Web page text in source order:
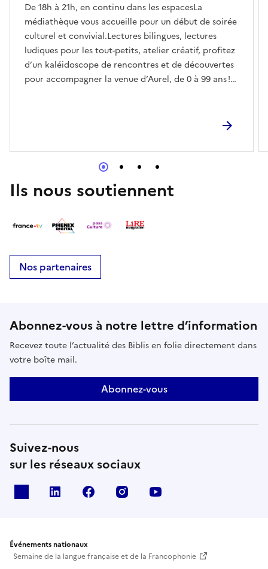
De 18h à 21h, en continu dans les espacesLa
médiathèque vous accueille pour un début de soirée
culturel et convivial.Lectures bilingues, lectures
ludiques pour les tout-petits, atelier créatif, profitez
d’un kaléidoscope de rencontres et de découvertes
pour accompagner la venue d’Aurel, de 0 à 99 ans !
Méditerranée 18h - 21h : Histoires de Loukoums et
infinis Entrée libreTout publicLille-Centre (Jean
Lévy)#NuitsdesBibliothèques #BiblisenFolie
Ils nous soutiennent
Nos partenaires
Abonnez-vous à notre lettre d’information
Recevez toute l’actualité des Biblis en folie directement dans
votre boîte mail.
Abonnez-vous
Suivez-nous
sur les réseaux sociaux
Linkedin Facebook Instagram
Événements nationaux
Semaine de la langue française et de la Francophonie